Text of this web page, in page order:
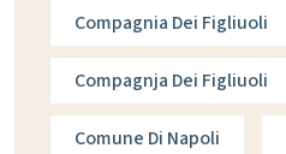
Compagnia Dei Figliuoli
Compagnja Dei Figliuoli
Comune Di Napoli